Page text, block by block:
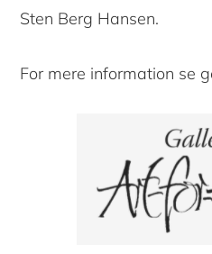
Sten Berg Hansen.
For mere information se